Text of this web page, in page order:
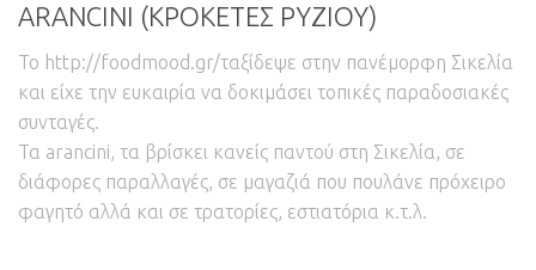
ARANCINI (ΚΡΟΚΕΤΕΣ ΡΥΖΙΟΥ)
Το http://foodmood.gr/ταξίδεψε στην πανέμορφη Σικελία
και είχε την ευκαιρία να δοκιμάσει τοπικές παραδοσιακές
συνταγές.
Τα arancini, τα βρίσκει κανείς παντού στη Σικελία, σε
διάφορες παραλλαγές, σε μαγαζιά που πουλάνε πρόχειρο
φαγητό αλλά και σε τρατορίες, εστιατόρια κ.τ.λ.